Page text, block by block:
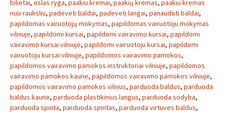
bilietai, oslas ryga, paakiu kremai, paakių kremas, paakiu kremas
nuo rauksliu, padeveti baldai, padeveti langai, panaudoti baldai,
papildomas vairuotojų mokymas, papildomas vairuotoju mokymas
vilniuje, papildomi kursai, papildomi vairavimo kursai, papildomi
vairavimo kursai vilniuje, papildomi vairuotoju kursai, papildomi
vairuotoju kursai vilniuje, papildomos vairavimo pamokos,
papildomos vairavimo pamokos instruktoriai vilniuje, papildomos
vairavimo pamokos kaune, papildomos vairavimo pamokos vilniuje,
papildomos vairavimo pamokos vilnius, parduoda baldus, parduoda
baldus kaune, parduoda plastikinius langus, parduoda sodyba,
parduoda spinta, parduoda spintas, parduoda virtuves baldus,